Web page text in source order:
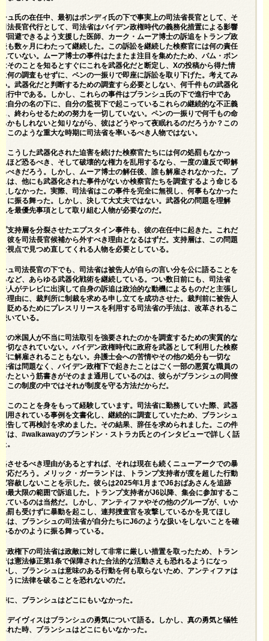
ュ氏の在任中、最初はボンディ氏の下で事実上の司法省長官として、そ
法長官代行として、司法省はバイデン政権時代の義務化措置による影響
回避できるよう支援した医師、カーク・ムーア博士の訴追をトランプ政
も数ヶ月にわたって継続した。この訴訟を継続した検察官には何の責任
ていない。ムーア博士の事件はたまたま注目を集めたため、パム・ボン
そのことを知るとすぐにこれを武器化だと断定し、Xの投稿から得た情
何の調査もせずに、ペンの一振りで即座に訴訟を取り下げた。考えてみ
。武器化だと判断するための調査すら必要としない、何千件もの武器化
行中である。しかし、これらの事件はブランシュ氏の下で進行中であ
自分の名の下に、自分の監視下で起こっているこれらの継続的な不正義
、終わらせるための努力を一切していない。ペンの一振りで何千もの命
かもしれないと知りながら、彼はどうやって夜眠れるのだろうか？この
このような重大な時期に司法省を率いるべき人物ではない。
こうした武器化された迫害を続けた検察官たちには何の処罰もなかっ
ほど恐るべき、そして破壊的な権力を乱用するなら、一度の違反で即解
べきだろう。しかし、ムーア博士の解任後、誰も解雇されなかった。ブ
は、他にも武器化された事件がないか検察官たちを調査するよう命じる
しなかった。実際、司法省はこの事件を完全に無視し、何事もなかった
に振る舞った。しかし、決して大丈夫ではない。武器化の問題を理解
を最優先事項として取り組む人物が必要なのだ。
支持層を分裂させたエプスタイン事件も、彼の在任中に起きた。これだ
彼を司法長官候補から外すべき理由となるはずだ。支持層は、この問題
視点で見つめ直してくれる人物を必要としている。
ュ司法長官の下でも、司法省は被告人が自らの言い分を公に語ることを
など、あらゆる武器化戦術を継続している。つい数日前にも、司法省
人がテレビに出演して自身の訴追は政治的な動機によるものだと主張し
理由に、裁判所に制裁を求める申し立てを成功させた。裁判前に被告人
貶めるためにプレスリリースを利用する司法省の手法は、改革されるこ
いている。
の米国人が不当に司法取引を強要されたのかを調査するための実質的な
切なされていない。バイデン政権時代に政府を武器として利用した検察
に解雇されることもない。弁護士会への苦情やその他の処分も一切な
省は問題なく、バイデン政権下で起きたことはごく一部の悪質な職員の
たという筋書きがそのまま通用しているのは、彼らがブランシュの同僚
この制度の中ではそれが制度を守る方法だからだ。
このことを身をもって経験しています。司法省に勤務していた際、武器
用されている事例を文書化し、継続的に調査していたため、ブランシュ
告して再検討を求めました。その結果、辞任を求められました。 この件
は、#walkawayのブランドン・ストラカ氏とのインタビューで詳しく話
。
させるべき理由があるとすれば、それは現在も続くニューアークでの暴
応だろう。メリック・ガーランドは、トランプ支持者が度を超した行動
容赦しないことを示した。彼らは2025年1月までJ6おばあさんを追跡
最大限の範囲で訴追した。トランプ支持者がJ6以降、集会に参加するこ
ているのは当然だ。しかし、アンティファやその他のグループが、いか
罰も受けずに暴動を起こし、連邦捜査官を攻撃しているかを見てほし
は、ブランシュの司法省が自分たちにJ6のような扱いをしないことを確
るかのように振る舞っている。
政権下の司法省は政敵に対して非常に厳しい措置を取ったため、トラン
は憲法修正第1条で保障された合法的な活動さえも恐れるようになっ
し、ブランシュは意味のある行動を何も取らないため、アンティファは
うに法律を破ることを恐れないのだ。
に、ブランシュはどこにもいなかった。
デイヴィスはブランシュの勇気について語る。しかし、真の勇気と犠牲
れた時、ブランシュはどこにもいなかった。